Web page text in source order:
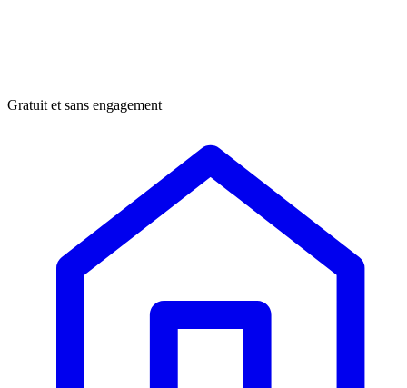
Gratuit et sans engagement